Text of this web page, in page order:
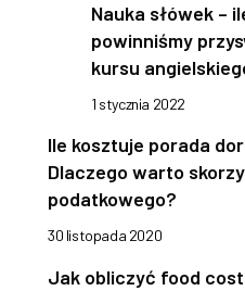
Nauka słówek –
powinniśmy
kursu
1 stycznia 2022
Ile kosztuje porada
Dlaczego warto
podatkowego?
30 listopada 2020
Jak obliczyć food